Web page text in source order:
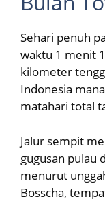
Sehari penuh
waktu 1 menit
kilometer
Indonesia
matahari total
Jalur sempit
gugusan pulau
menurut
Bosscha,